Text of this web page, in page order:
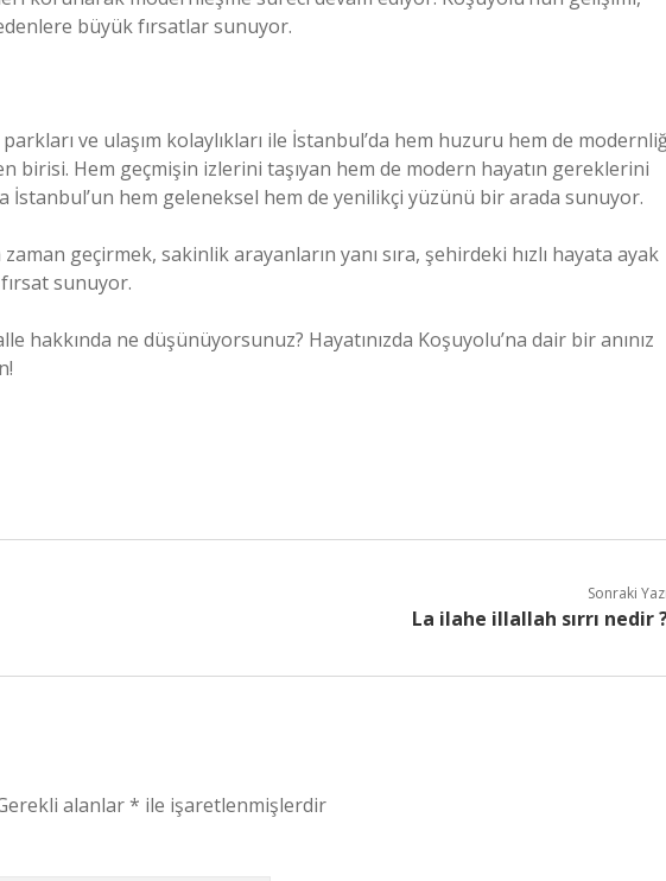
büyük fırsatlar sunuyor.
ve ulaşım kolaylıkları ile İstanbul’da hem huzuru hem de
birisi. Hem geçmişin izlerini taşıyan hem de modern hayatın gereklerini
İstanbul’un hem geleneksel hem de yenilikçi yüzünü bir arada sunuyor.
geçirmek, sakinlik arayanların yanı sıra, şehirdeki hızlı hayata ayak
sunuyor.
hakkında ne düşünüyorsunuz? Hayatınızda Koşuyolu’na dair bir anınız
Sonraki
La ilahe illallah sırrı nedir
alanlar* ile işaretlenmişlerdir